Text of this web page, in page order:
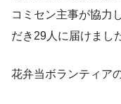
コミセン主事が協力
だき29人に届けまし
花弁当ボランティア